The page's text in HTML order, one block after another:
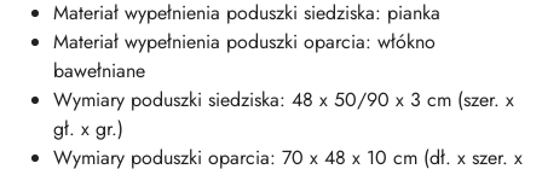
Materiał wypełnienia poduszki siedziska: pianka
Materiał wypełnienia poduszki oparcia: włókno
bawełniane
Wymiary poduszki siedziska: 48 x 50/90 x 3 cm (szer. x
gł. x gr.)
Wymiary poduszki oparcia: 70 x 48 x 10 cm (dł. x szer. x